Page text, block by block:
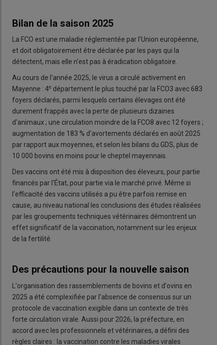
Bilan de la saison 2025
La FCO est une maladie réglementée par l'Union européenne,
et doit obligatoirement être déclarée par les pays qui la
détectent, mais elle n'est pas à éradication obligatoire.
Au cours de l'année 2025, le virus a circulé activement en
Mayenne : 4e département le plus touché par la FCO3 avec 683
foyers déclarés, parmi lesquels certains élevages ont été
durement frappés avec la perte de plusieurs dizaines
d'animaux ; une circulation moindre de la FCO8 avec 12 foyers ;
augmentation de 183 % d'avortements déclarés en août 2025
par rapport aux moyennes, et selon les bilans du GDS, plus de
10 000 bovins en moins pour le cheptel mayennais.
Des vaccins ont été mis à disposition des éleveurs, pour partie
financés par l'État, pour partie via le marché privé. Même si
l'efficacité des vaccins utilisés a pu être parfois remise en
cause, au niveau national les conclusions des études réalisées
par les groupements techniques vétérinaires démontrent un
effet significatif de la vaccination, notamment sur les enjeux
de la fertilité.
Des précautions pour la nouvelle saison
L'organisation des rassemblements de bovins et d'ovins en
2025 a été complexifiée par l'absence de consensus sur un
protocole de vaccination exigible dans un contexte de très
forte circulation virale. Aussi pour 2026, la préfecture, en
accord avec les professionnels et vétérinaires, a défini des
règles claires : la vaccination contre les maladies virales